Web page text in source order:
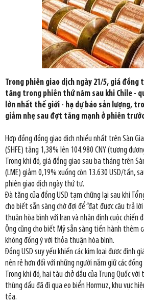
Trong phiên giao dịch ngày 21/5, giá đồng
tăng trong phiên thứ năm sau khi Chile -
lớn nhất thế giới - hạ dự báo sản lượng,
giảm nhẹ sau đợt tăng mạnh ở phiên
Hợp đồng đồng giao dịch nhiều nhất trên Sàn
(SHFE) tăng 1,38% lên 104.980 CNY (tương
Trong khi đó, giá đồng giao sau ba tháng trên
(LME) giảm 0,19% xuống còn 13.630 USD/tấn,
phiên giao dịch ngày thứ tư.
Đà tăng của đồng USD tạm chững lại sau khi
cho biết sẵn sàng chờ đợi để “đạt được câu trả
thuận hòa bình với Iran và nhận định cuộc chiến
Ông cũng cho biết Mỹ sẵn sàng tiến hành thêm
không đồng ý với thỏa thuận hòa bình.
Đồng USD suy yếu khiến các kim loại được định
nên rẻ hơn đối với những người nắm giữ các
Trong khi đó, hai tàu chở dầu của Trung Quốc
thùng dầu đã đi qua eo biển Hormuz, khu vực
tỏa.